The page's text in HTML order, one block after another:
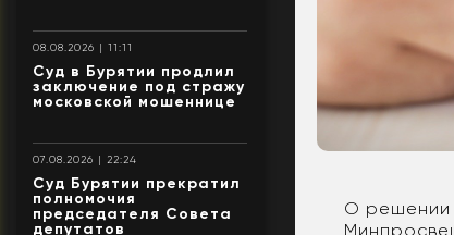
08.08.2026 | 11:11
Суд в Бурятии продлил
заключение под стражу
московской мошеннице
07.08.2026 | 22:24
Суд Бурятии прекратил
полномочия
председателя Совета
депутатов
О решении